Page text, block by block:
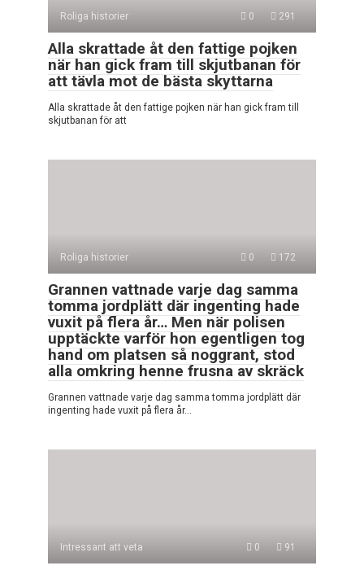
Roliga historier 0 291
Alla skrattade åt den fattige pojken
när han gick fram till skjutbanan för
att tävla mot de bästa skyttarna
Alla skrattade åt den fattige pojken när han gick fram till
skjutbanan för att
Roliga historier 0 172
Grannen vattnade varje dag samma
tomma jordplätt där ingenting hade
vuxit på flera år… Men när polisen
upptäckte varför hon egentligen tog
hand om platsen så noggrant, stod
alla omkring henne frusna av skräck
Grannen vattnade varje dag samma tomma jordplätt där
ingenting hade vuxit på flera år…
Intressant att veta 0 91